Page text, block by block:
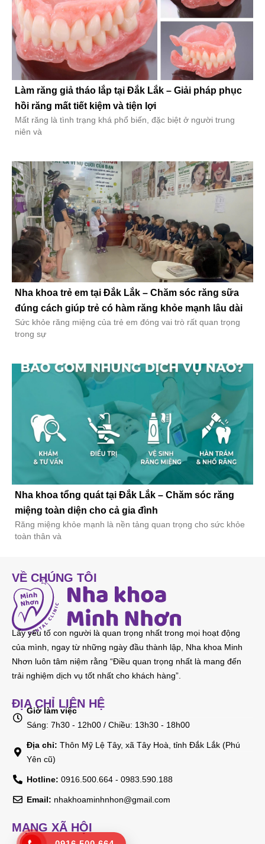
Làm răng giả tháo lắp tại Đắk Lắk – Giải pháp phục
hồi răng mất tiết kiệm và tiện lợi
Mất răng là tình trạng khá phổ biến, đặc biệt ở người trung
niên và
Nha khoa trẻ em tại Đắk Lắk – Chăm sóc răng sữa
đúng cách giúp trẻ có hàm răng khỏe mạnh lâu dài
Sức khỏe răng miệng của trẻ em đóng vai trò rất quan trọng
trong sự
Nha khoa tổng quát tại Đắk Lắk – Chăm sóc răng
miệng toàn diện cho cả gia đình
Răng miệng khỏe mạnh là nền tảng quan trọng cho sức khỏe
toàn thân và
VỀ CHÚNG TÔI
Lấy yếu tố con người là quan trọng nhất trong mọi hoạt động
của mình, ngay từ những ngày đầu thành lập, Nha khoa Minh
Nhơn luôn tâm niệm rằng “Điều quan trọng nhất là mang đến
trải nghiệm dịch vụ tốt nhất cho khách hàng”.
ĐỊA CHỈ LIÊN HỆ
Giờ làm việc
Sáng: 7h30 - 12h00 / Chiều: 13h30 - 18h00
Địa chỉ: Thôn Mỹ Lệ Tây, xã Tây Hoà, tỉnh Đắk Lắk (Phú
Yên cũ)
Hotline: 0916.500.664 - 0983.590.188
Email: nhakhoaminhnhon@gmail.com
MẠNG XÃ HỘI